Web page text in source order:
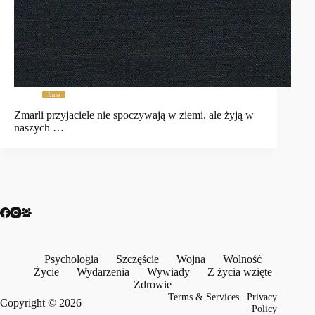
Inne
Zmarli przyjaciele nie spoczywają w ziemi, ale żyją w
naszych …
Psychologia Szczęście Wojna
Wolność
Życie
Wydarzenia Wywiady
Z życia wzięte
Zdrowie
Copyright © 2026
Terms & Services |Privacy
Policy